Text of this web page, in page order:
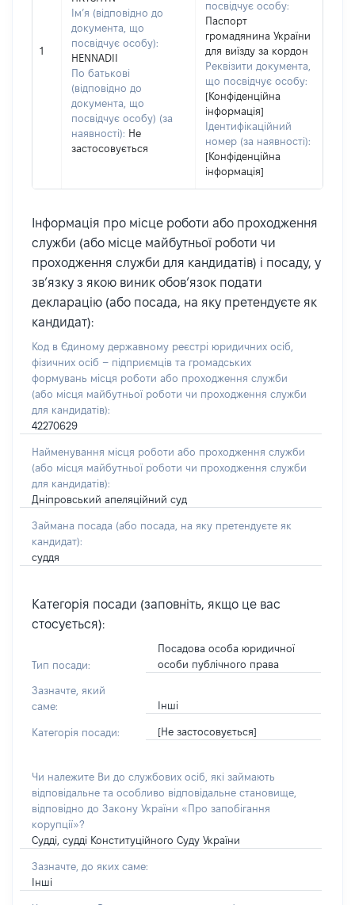
1
Ім’я (відповідно до
документа, що
посвідчує особу):
HENNADII
По батькові
(відповідно до
документа, що
посвідчує особу) (за
наявності): Не
застосовується
посвідчує особу:
Паспорт
громадянина України
для виїзду за кордон
Реквізити документа,
що посвідчує особу:
[Конфіденційна
інформація]
Ідентифікаційний
номер (за наявності):
[Конфіденційна
інформація]
Інформація про місце роботи або проходження
служби (або місце майбутньої роботи чи
проходження служби для кандидатів) і посаду, у
зв’язку з якою виник обов’язок подати
декларацію (або посада, на яку претендуєте як
кандидат):
Код в Єдиному державному реєстрі юридичних осіб,
фізичних осіб – підприємців та громадських
формувань місця роботи або проходження служби
(або місця майбутньої роботи чи проходження служби
для кандидатів):
42270629
Найменування місця роботи або проходження служби
(або місця майбутньої роботи чи проходження служби
для кандидатів):
Дніпровський апеляційний суд
Займана посада (або посада, на яку претендуєте як
кандидат):
суддя
Категорія посади (заповніть, якщо це вас
стосується):
Тип посади:
Посадова особа юридичної
особи публічного права
Зазначте, який
саме:
Інші
Категорія посади: [Не застосовується]
Чи належите Ви до службових осіб, які займають
відповідальне та особливо відповідальне становище,
відповідно до Закону України «Про запобігання
корупції»?
Судді, судді Конституційного Суду України
Зазначте, до яких саме:
Інші